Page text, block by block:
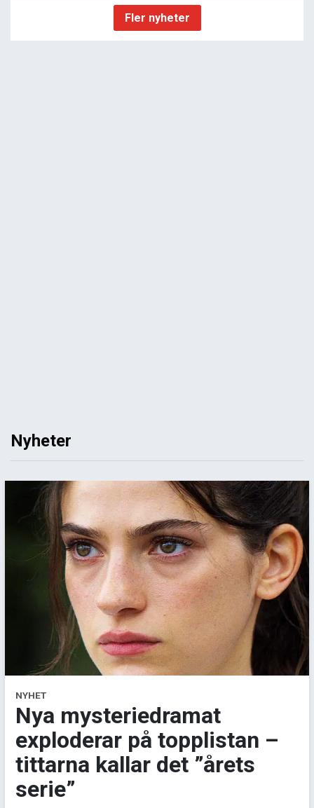
Fler nyheter
Nyheter
NYHET
Nya mysteriedramat
exploderar på topplistan –
tittarna kallar det ”årets
serie”